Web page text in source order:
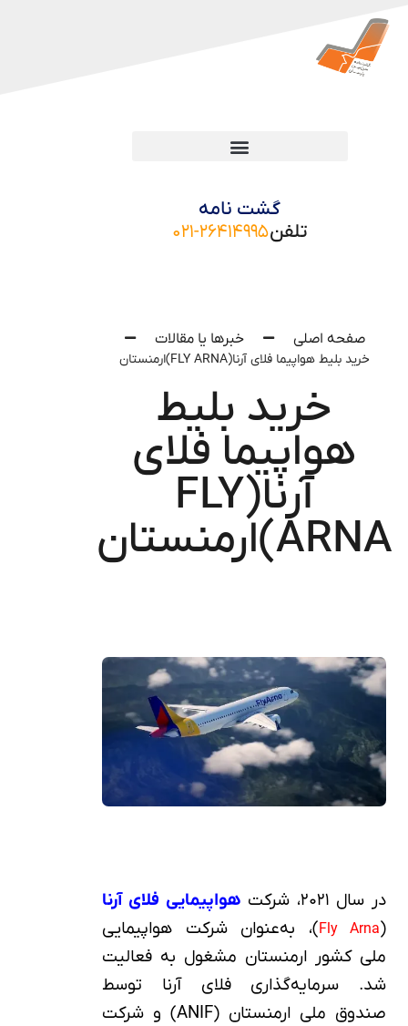
گشت نامه
تلفن۰۲۱-۲۶۴۱۴۹۹۵
صفحه اصلی خبرها یا مقالات
خرید بلیط هواپیما فلای آرنا(FLY ARNA)ارمنستان
خرید بلیط
هواپیما فلای
آرنا(FLY
ARNA)ارمنستان
در سال ۲۰۲۱، شرکت
هواپیمایی فلای آرنا
(
Fly Arna)، به‌عنوان شرکت هواپیمایی
ملی کشور ارمنستان مشغول به فعالیت
شد. سرمایه‌گذاری فلای آرنا توسط
صندوق ملی ارمنستان (ANIF) و شرکت